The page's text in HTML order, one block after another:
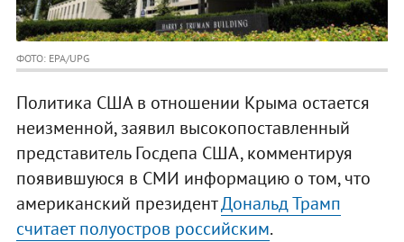
ФОТО: EPA/UPG
Политика США в отношении Крыма остается
неизменной, заявил высокопоставленный
представитель Госдепа США, комментируя
появившуюся в СМИ информацию о том, что
американский президентДональд Трамп
считает полуостров российским.